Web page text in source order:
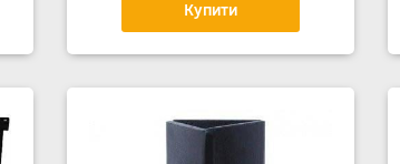
Купити